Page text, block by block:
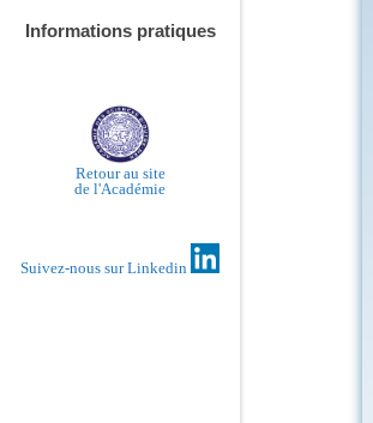
Informations pratiques
Retour au site
de l'Académie
Suivez-nous sur Linkedin